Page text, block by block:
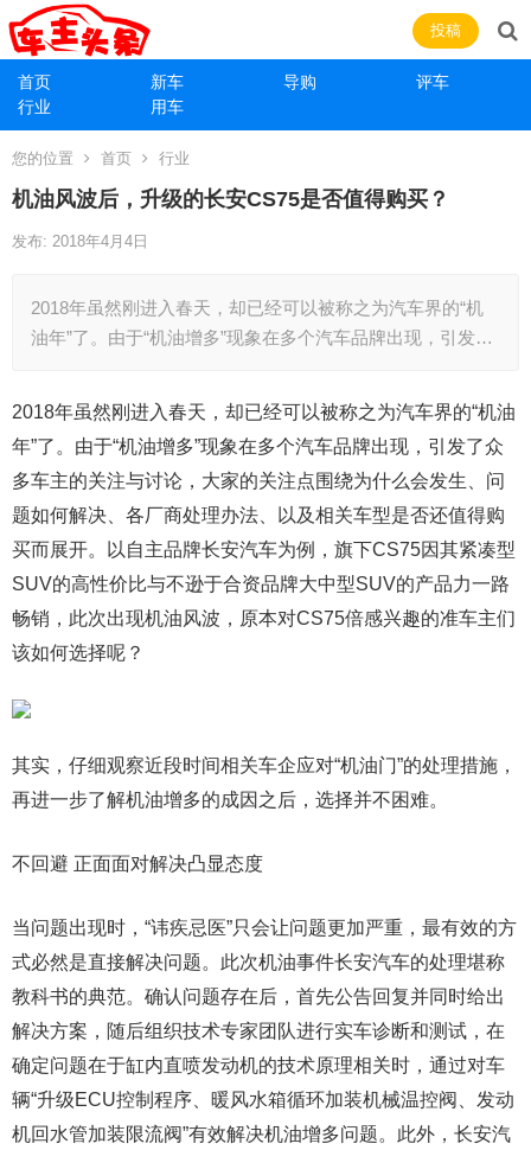
首页 新车 导购
评车
行业
用车
投稿
您的位置 首页 行业
机油风波后，升级的长安CS75是否值得购买？
发布: 2018年4月4日
2018年虽然刚进入春天，却已经可以被称之为汽车界的“机
油年”了。由于“机油增多”现象在多个汽车品牌出现，引发…
2018年虽然刚进入春天，却已经可以被称之为汽车界的“机油
年”了。由于“机油增多”现象在多个汽车品牌出现，引发了众
多车主的关注与讨论，大家的关注点围绕为什么会发生、问
题如何解决、各厂商处理办法、以及相关车型是否还值得购
买而展开。以自主品牌长安汽车为例，旗下CS75因其紧凑型
SUV的高性价比与不逊于合资品牌大中型SUV的产品力一路
畅销，此次出现机油风波，原本对CS75倍感兴趣的准车主们
该如何选择呢？
其实，仔细观察近段时间相关车企应对“机油门”的处理措施，
再进一步了解机油增多的成因之后，选择并不困难。
不回避 正面面对解决凸显态度
当问题出现时，“讳疾忌医”只会让问题更加严重，最有效的方
式必然是直接解决问题。此次机油事件长安汽车的处理堪称
教科书的典范。确认问题存在后，首先公告回复并同时给出
解决方案，随后组织技术专家团队进行实车诊断和测试，在
确定问题在于缸内直喷发动机的技术原理相关时，通过对车
辆“升级ECU控制程序、暖风水箱循环加装机械温控阀、发动
机回水管加装限流阀”有效解决机油增多问题。此外，长安汽